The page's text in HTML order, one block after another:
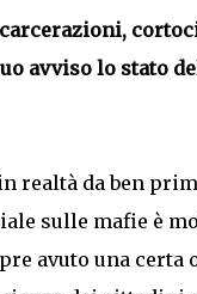
avviso lo
realtà da ben
sulle mafie è
avuto una